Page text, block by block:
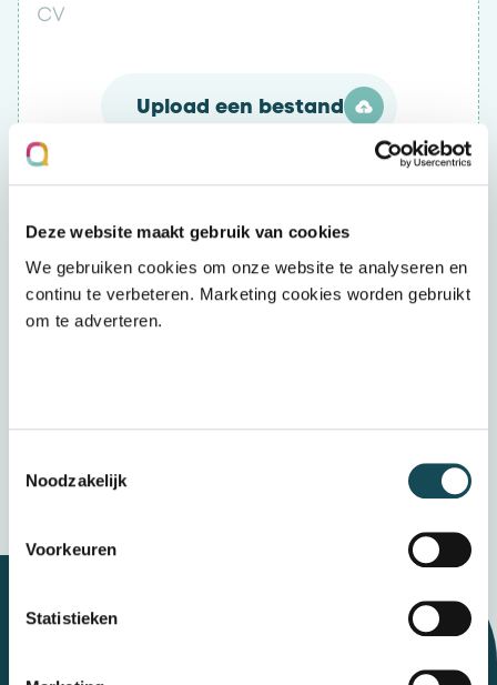
Deze website maakt gebruik van cookies
We gebruiken cookies om onze website te analyseren en
continu te verbeteren. Marketing cookies worden gebruikt
om te adverteren.
Noodzakelijk
Voorkeuren
Statistieken
CV
Upload een bestand
Wij ontvangen graag jouw (voorlopige)
cijferlijst
Upload een bestand
Verzenden
Wij bewaren uw gegevens veilig